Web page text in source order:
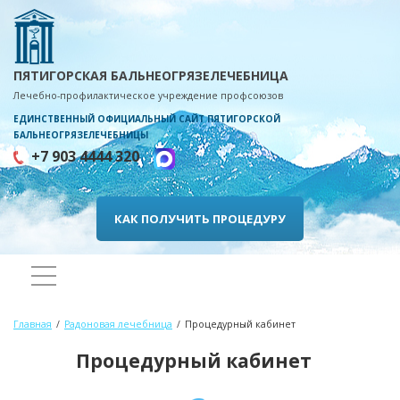
ПЯТИГОРСКАЯ БАЛЬНЕОГРЯЗЕЛЕЧЕБНИЦА
Лечебно-профилактическое учреждение профсоюзов
ЕДИНСТВЕННЫЙ ОФИЦИАЛЬНЫЙ САЙТ ПЯТИГОРСКОЙ
БАЛЬНЕОГРЯЗЕЛЕЧЕБНИЦЫ
+7 903 4444 320
КАК ПОЛУЧИТЬ ПРОЦЕДУРУ
Главная Радоновая лечебница Процедурный кабинет
Процедурный кабинет